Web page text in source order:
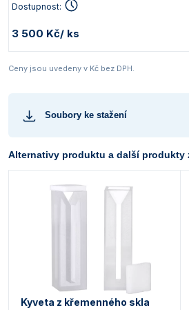
Dostupnost:
3 500 Kč/ ks
Ceny jsou uvedeny v Kč bez DPH.
Soubory ke stažení
Alternativy produktu a další produkty
Kyveta z křemenného skla